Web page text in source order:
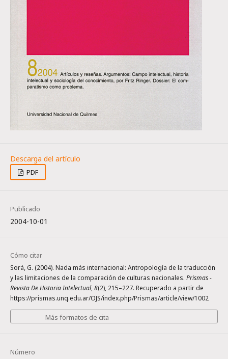
PDF
Publicado
2004-10-01
Cómo citar
Sorá, G. (2004). Nada más internacional: Antropología de la traducción
y las limitaciones de la comparación de culturas nacionales. Prismas -
Revista De Historia Intelectual,8(2), 215–227. Recuperado a partir de
https://prismas.unq.edu.ar/OJS/index.php/Prismas/article/view/1002
Más formatos de cita
Número